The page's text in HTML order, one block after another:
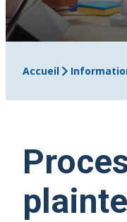
Accueil
plainte